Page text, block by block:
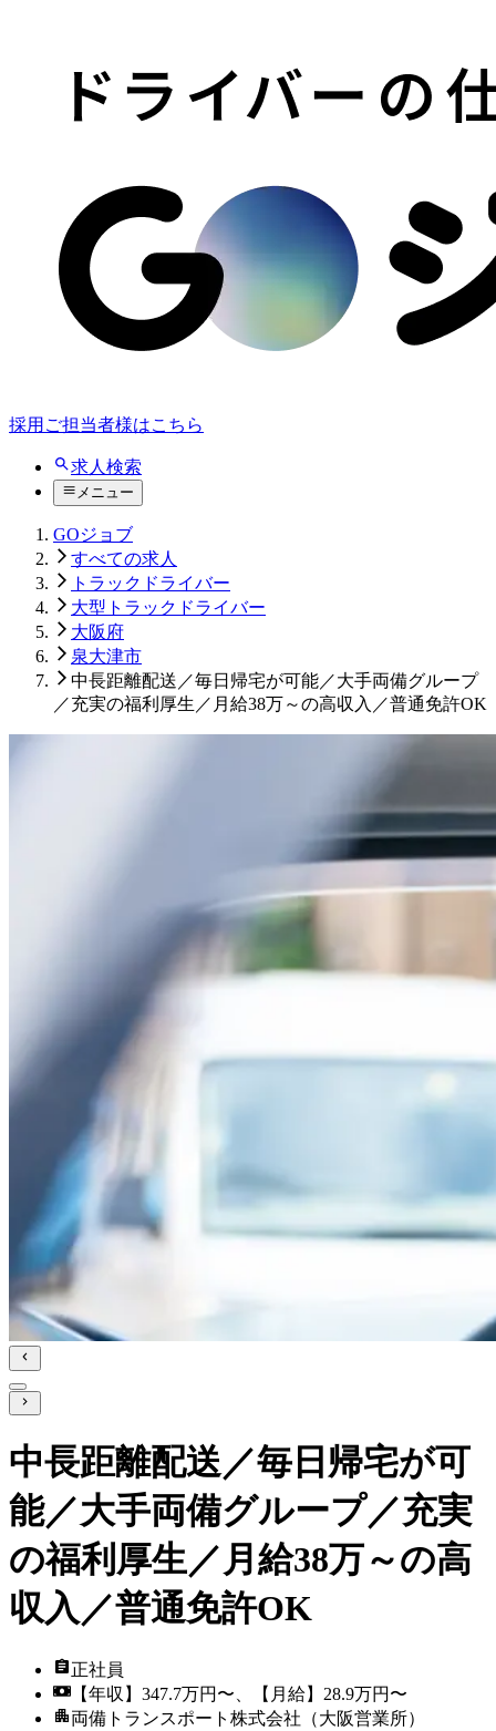
採用ご担当者様はこちら
求人検索
メニュー
GOジョブ
すべての求人
トラックドライバー
大型トラックドライバー
大阪府
泉大津市
中長距離配送／毎日帰宅が可能／大手両備グループ
／充実の福利厚生／月給38万～の高収入／普通免許OK
中長距離配送／毎日帰宅が可
能／大手両備グループ／充実
の福利厚生／月給38万～の高
収入／普通免許OK
正社員
【年収】347.7万円〜、【月給】28.9万円〜
両備トランスポート株式会社（大阪営業所）